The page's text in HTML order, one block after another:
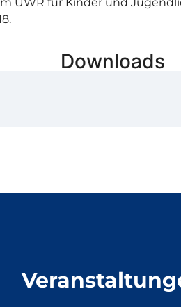
Downloads